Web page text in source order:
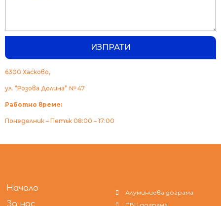
ИЗПРАТИ
6300 Хасково,
ул. “Розова Долина” № 47
Работно време:
Понеделник – Петък 08:00 – 17:00
Начало
За нас
Алуминиева дограма